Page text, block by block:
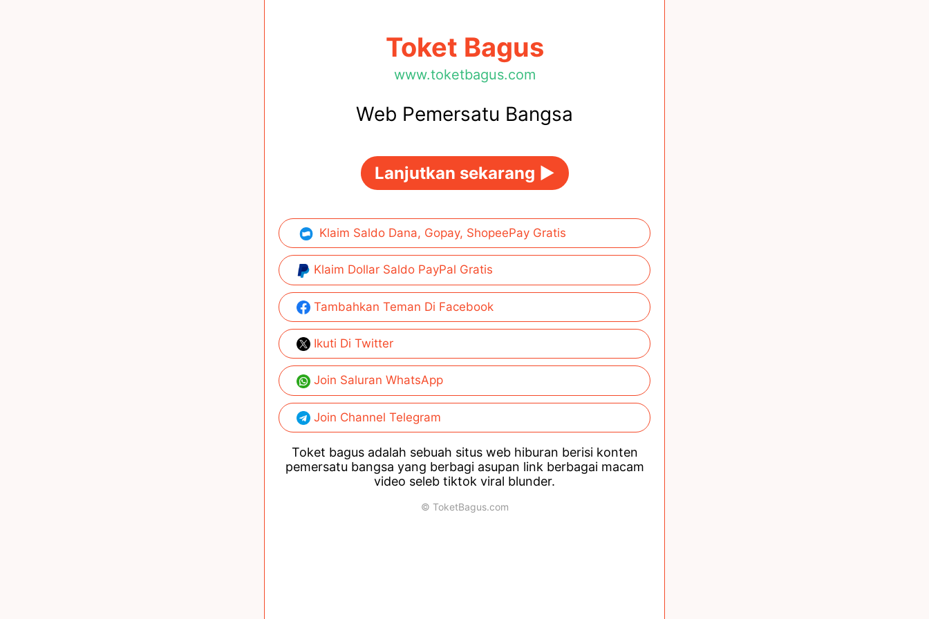
Toket Bagus
www.toketbagus.com
Web Pemersatu Bangsa
Lanjutkan sekarang ►
Klaim Saldo Dana, Gopay, ShopeePay Gratis
Klaim Dollar Saldo PayPal Gratis
Tambahkan Teman Di Facebook
Ikuti Di Twitter
Join Saluran WhatsApp
Join Channel Telegram
Toket bagus adalah sebuah situs web hiburan berisi konten
pemersatu bangsa yang berbagi asupan link berbagai macam
video seleb tiktok viral blunder.
© ToketBagus.com